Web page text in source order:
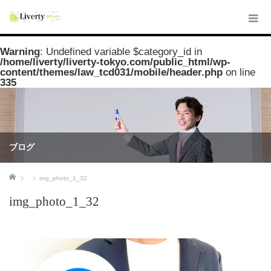
Warning: Undefined variable $category_id in
/home/liverty/liverty-tokyo.com/public_html/wp-
content/themes/law_tcd031/mobile/header.php on line
335
ブログ
ホーム img_photo_1_32
img_photo_1_32